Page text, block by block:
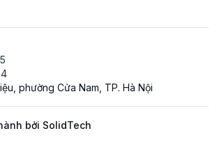
phường Cửa Nam, TP. Hà Nội
bởi SolidTech